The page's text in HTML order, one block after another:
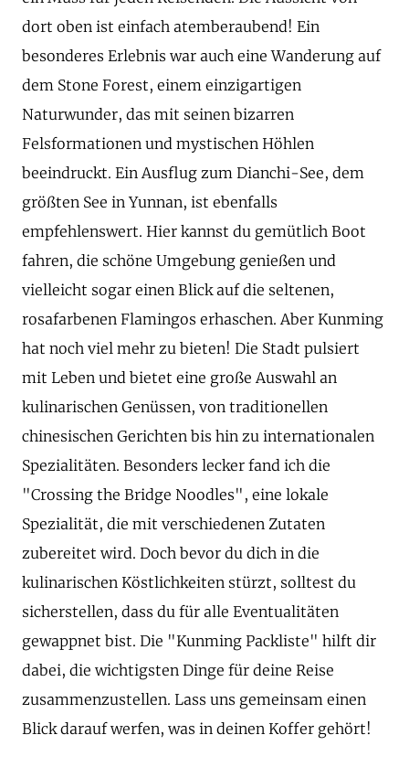
dort oben ist einfach atemberaubend! Ein
besonderes Erlebnis war auch eine Wanderung auf
dem Stone Forest, einem einzigartigen
Naturwunder, das mit seinen bizarren
Felsformationen und mystischen Höhlen
beeindruckt. Ein Ausflug zum Dianchi-See, dem
größten See in Yunnan, ist ebenfalls
empfehlenswert. Hier kannst du gemütlich Boot
fahren, die schöne Umgebung genießen und
vielleicht sogar einen Blick auf die seltenen,
rosafarbenen Flamingos erhaschen. Aber Kunming
hat noch viel mehr zu bieten! Die Stadt pulsiert
mit Leben und bietet eine große Auswahl an
kulinarischen Genüssen, von traditionellen
chinesischen Gerichten bis hin zu internationalen
Spezialitäten. Besonders lecker fand ich die
"Crossing the Bridge Noodles", eine lokale
Spezialität, die mit verschiedenen Zutaten
zubereitet wird. Doch bevor du dich in die
kulinarischen Köstlichkeiten stürzt, solltest du
sicherstellen, dass du für alle Eventualitäten
gewappnet bist. Die "Kunming Packliste" hilft dir
dabei, die wichtigsten Dinge für deine Reise
zusammenzustellen. Lass uns gemeinsam einen
Blick darauf werfen, was in deinen Koffer gehört!